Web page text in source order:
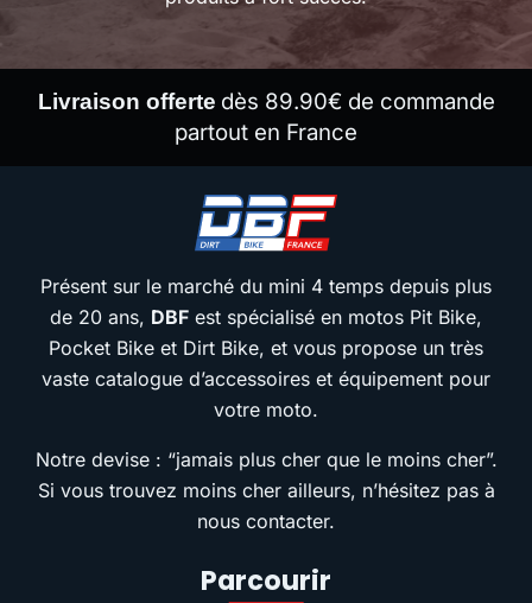
Livraison offerte dès 89.90€ de commande
partout en France
Présent sur le marché du mini 4 temps depuis plus
de 20 ans, DBF est spécialisé en motos Pit Bike,
Pocket Bike et Dirt Bike, et vous propose un très
vaste catalogue d’accessoires et équipement pour
votre moto.
Notre devise : “jamais plus cher que le moins cher”.
Si vous trouvez moins cher ailleurs, n’hésitez pas à
nous contacter.
Parcourir